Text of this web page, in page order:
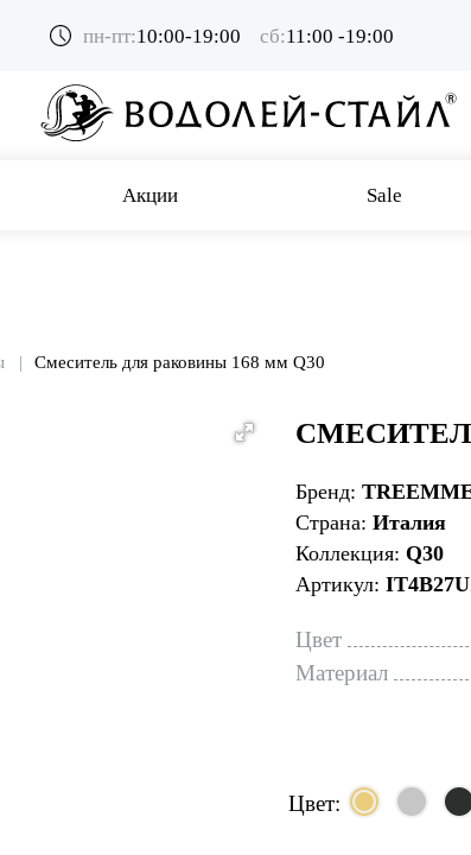
пн-пт:10:00-19:00 сб:11:00 -19:00
Акции Sale
Смеситель для раковины 168 мм Q30
Бренд:
Страна: Италия
Коллекция: Q30
Артикул:
Цвет
Материал
Цвет: